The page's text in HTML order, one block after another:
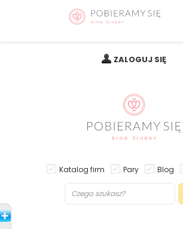
ZALOGUJ SIĘ
Katalog firm Pary Blog